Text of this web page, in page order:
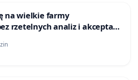
na wielkie farmy
rzetelnych analiz i akceptacji